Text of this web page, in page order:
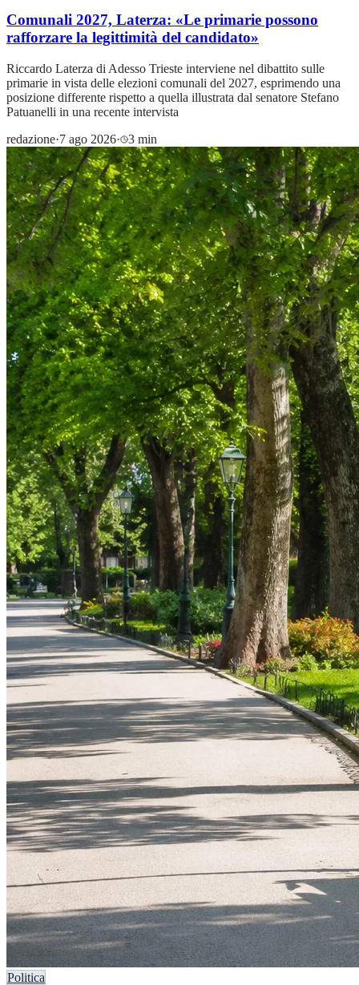
Comunali 2027, Laterza: «Le primarie possono
rafforzare la legittimità del candidato»
Riccardo Laterza di Adesso Trieste interviene nel dibattito sulle
primarie in vista delle elezioni comunali del 2027, esprimendo una
posizione differente rispetto a quella illustrata dal senatore Stefano
Patuanelli in una recente intervista
redazione·7 ago 2026· 3 min
Politica